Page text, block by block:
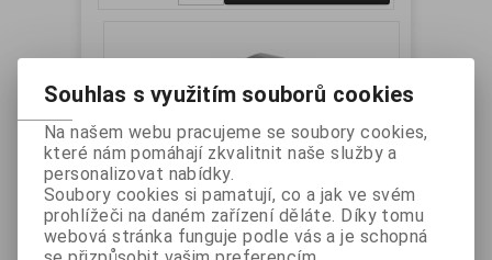
Bixolon SLP-TX220G termotranfer,
USB, sériová
Souhlas s využitím souborů cookies
Na našem webu pracujeme se soubory cookies,
které nám pomáhají zkvalitnit naše služby a
personalizovat nabídky.
Soubory cookies si pamatují, co a jak ve svém
prohlížeči na daném zařízení děláte. Díky tomu
webová stránka funguje podle vás a je schopná